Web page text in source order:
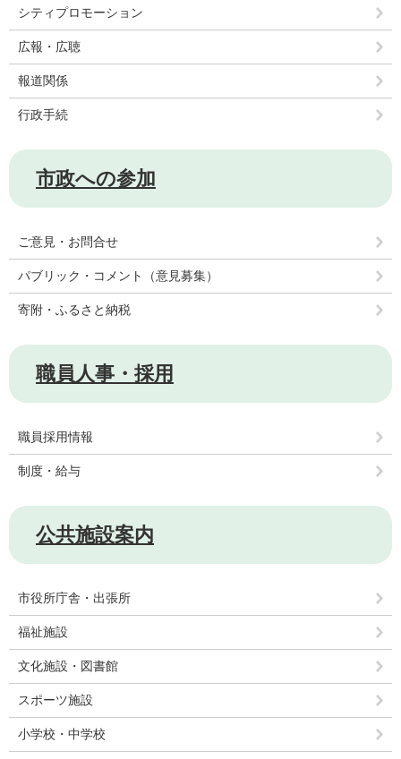
シティプロモーション
広報・広聴
報道関係
行政手続
市政への参加
ご意見・お問合せ
パブリック・コメント（意見募集）
寄附・ふるさと納税
職員人事・採用
職員採用情報
制度・給与
公共施設案内
市役所庁舎・出張所
福祉施設
文化施設・図書館
スポーツ施設
小学校・中学校